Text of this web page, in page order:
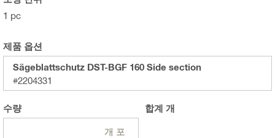
1 pc
제품 옵션
Sägeblattschutz DST-BGF 160 Side section
#2204331
수량
개 포
합계 개